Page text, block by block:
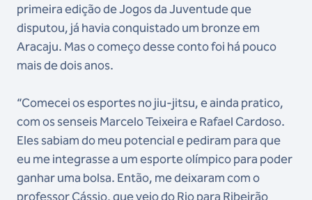
primeira edição de Jogos da Juventude que
disputou, já havia conquistado um bronze em
Aracaju. Mas o começo desse conto foi há pouco
mais de dois anos.
“Comecei os esportes no jiu-jitsu, e ainda pratico,
com os senseis Marcelo Teixeira e Rafael Cardoso.
Eles sabiam do meu potencial e pediram para que
eu me integrasse a um esporte olímpico para poder
ganhar uma bolsa. Então, me deixaram com o
professor Cássio, que veio do Rio para Ribeirão